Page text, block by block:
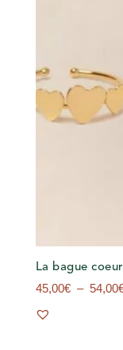
La bague coeur
45,00€ – 54,00